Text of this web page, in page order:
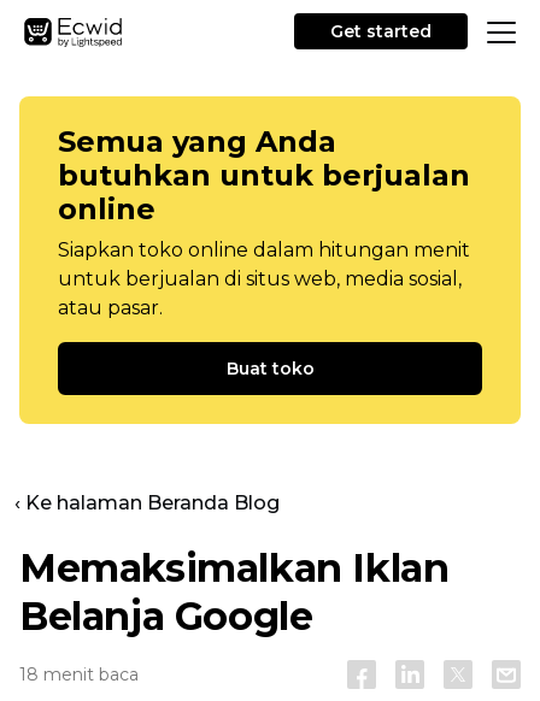
Get started
Semua yang Anda
butuhkan untuk berjualan
online
Siapkan toko online dalam hitungan menit
untuk berjualan di situs web, media sosial,
atau pasar.
Buat toko
‹ Ke halaman Beranda Blog
Memaksimalkan Iklan
Belanja Google
18 menit baca